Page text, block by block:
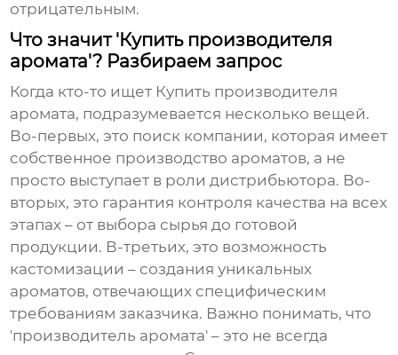
отрицательным.
Что значит 'Купить производителя
аромата'? Разбираем запрос
Когда кто-то ищет Купить производителя
аромата, подразумевается несколько вещей.
Во-первых, это поиск компании, которая имеет
собственное производство ароматов, а не
просто выступает в роли дистрибьютора. Во-
вторых, это гарантия контроля качества на всех
этапах – от выбора сырья до готовой
продукции. В-третьих, это возможность
кастомизации – создания уникальных
ароматов, отвечающих специфическим
требованиям заказчика. Важно понимать, что
'производитель аромата' – это не всегда